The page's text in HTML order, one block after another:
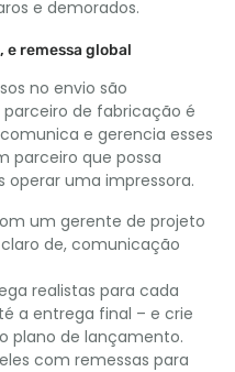
e demorados.
e remessa global
no envio são
parceiro de fabricação é
e gerencia esses
parceiro que possa
operar uma impressora.
um gerente de projeto
de, comunicação
realistas para cada
a entrega final – e crie
plano de lançamento.
com remessas para